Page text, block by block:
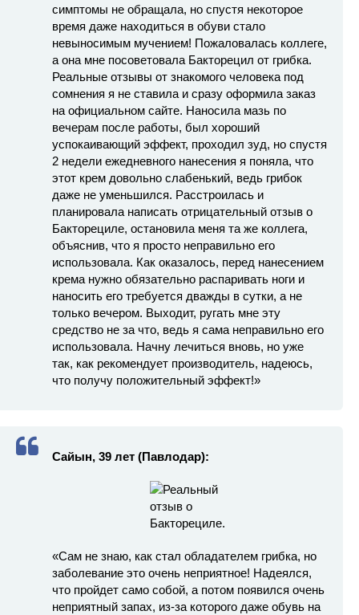
симптомы не обращала, но спустя некоторое
время даже находиться в обуви стало
невыносимым мучением! Пожаловалась коллеге,
а она мне посоветовала Бакторецил от грибка.
Реальные отзывы от знакомого человека под
сомнения я не ставила и сразу оформила заказ
на официальном сайте. Наносила мазь по
вечерам после работы, был хороший
успокаивающий эффект, проходил зуд, но спустя
2 недели ежедневного нанесения я поняла, что
этот крем довольно слабенький, ведь грибок
даже не уменьшился. Расстроилась и
планировала написать отрицательный отзыв о
Бакторециле, остановила меня та же коллега,
объяснив, что я просто неправильно его
использовала. Как оказалось, перед нанесением
крема нужно обязательно распаривать ноги и
наносить его требуется дважды в сутки, а не
только вечером. Выходит, ругать мне эту
средство не за что, ведь я сама неправильно его
использовала. Начну лечиться вновь, но уже
так, как рекомендует производитель, надеюсь,
что получу положительный эффект!»
Сайын, 39 лет (Павлодар):
«Сам не знаю, как стал обладателем грибка, но
заболевание это очень неприятное! Надеялся,
что пройдет само собой, а потом появился очень
неприятный запах, из-за которого даже обувь на